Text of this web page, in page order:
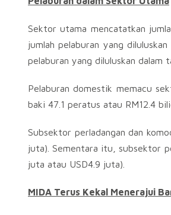
Sektor utama mencatatkan
jumlah pelaburan yang
pelaburan yang diluluskan dalam
Pelaburan domestik memacu
baki 47.1 peratus atau RM12.4
Subsektor perladangan dan
juta). Sementara itu, subsektor
juta atau USD4.9 juta).
MIDA Terus Kekal Menerajui